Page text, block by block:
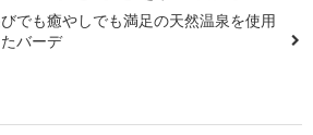
でも癒やしでも満足の天然温泉を使用
たバーデ